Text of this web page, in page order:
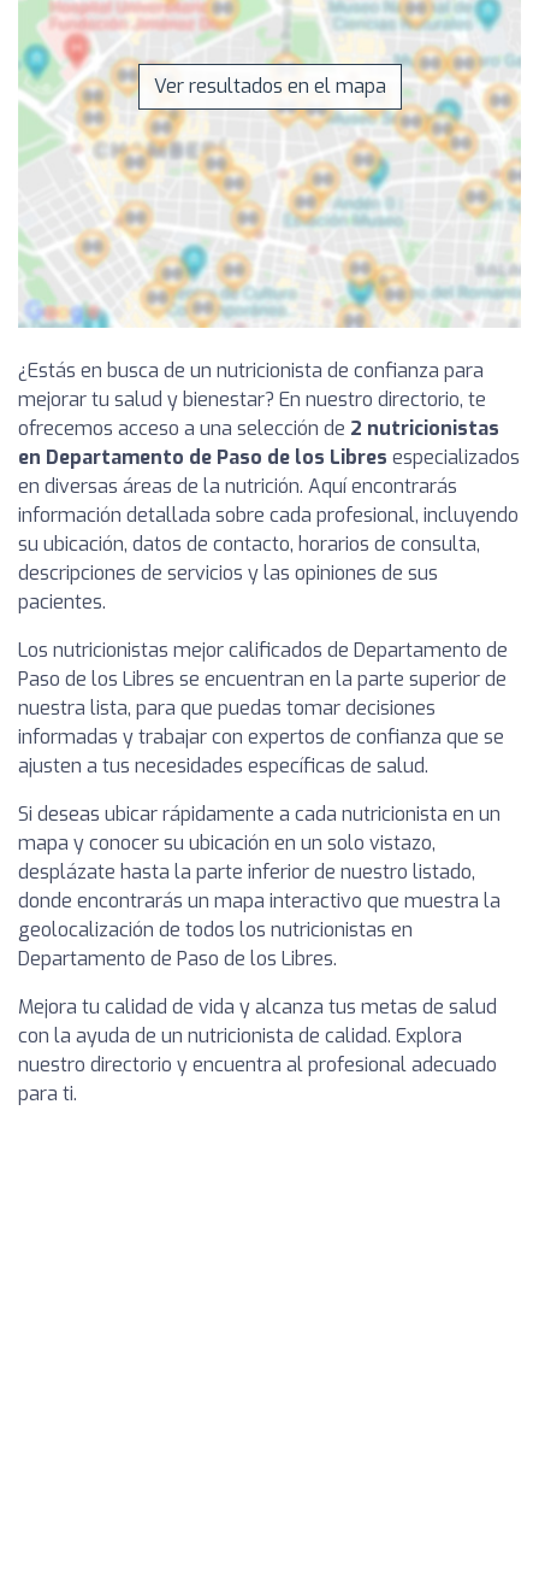
Ver resultados en el mapa
¿Estás en busca de un nutricionista de confianza para
mejorar tu salud y bienestar? En nuestro directorio, te
ofrecemos acceso a una selección de 2 nutricionistas
en Departamento de Paso de los Libres especializados
en diversas áreas de la nutrición. Aquí encontrarás
información detallada sobre cada profesional, incluyendo
su ubicación, datos de contacto, horarios de consulta,
descripciones de servicios y las opiniones de sus
pacientes.
Los nutricionistas mejor calificados de Departamento de
Paso de los Libres se encuentran en la parte superior de
nuestra lista, para que puedas tomar decisiones
informadas y trabajar con expertos de confianza que se
ajusten a tus necesidades específicas de salud.
Si deseas ubicar rápidamente a cada nutricionista en un
mapa y conocer su ubicación en un solo vistazo,
desplázate hasta la parte inferior de nuestro listado,
donde encontrarás un mapa interactivo que muestra la
geolocalización de todos los nutricionistas en
Departamento de Paso de los Libres.
Mejora tu calidad de vida y alcanza tus metas de salud
con la ayuda de un nutricionista de calidad. Explora
nuestro directorio y encuentra al profesional adecuado
para ti.